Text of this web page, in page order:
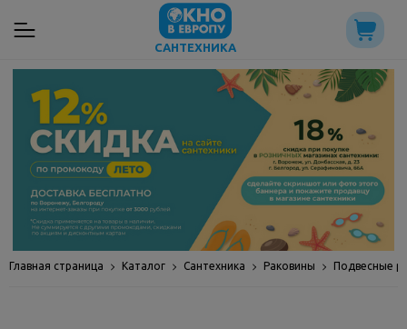
САНТЕХНИКА
Главная страница Каталог Сантехника Раковины Подвесные